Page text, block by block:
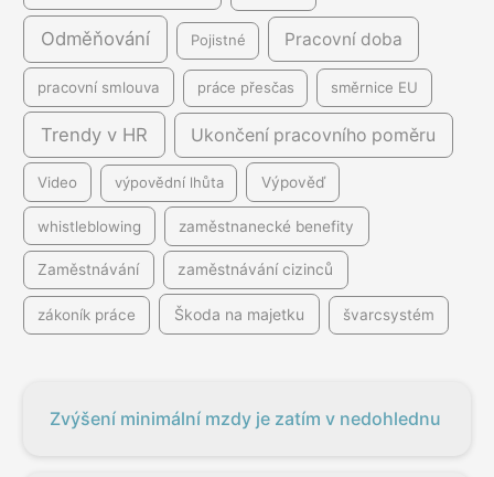
Odměňování Pojistné Pracovní doba
pracovní smlouva práce přesčas směrnice EU
Trendy v HR Ukončení pracovního poměru
Video výpovědní lhůta Výpověď
whistleblowing zaměstnanecké benefity
Zaměstnávání zaměstnávání cizinců
zákoník práce Škoda na majetku švarcsystém
Zvýšení minimální mzdy je zatím v nedohlednu